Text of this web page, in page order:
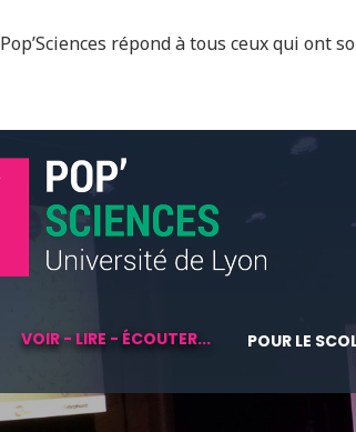
Pop’Sciences répond à tous ceux qui ont
VOIR - LIRE - ÉCOUTER... POUR LE